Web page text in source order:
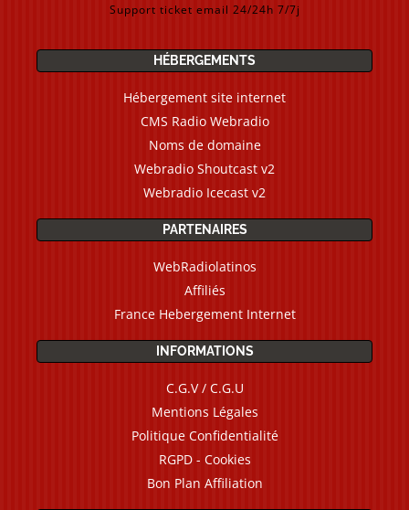
Support ticket email 24/24h 7/7j
HÉBERGEMENTS
Hébergement site internet
CMS Radio Webradio
Noms de domaine
Webradio Shoutcast v2
Webradio Icecast v2
PARTENAIRES
WebRadiolatinos
Affiliés
France Hebergement Internet
INFORMATIONS
C.G.V / C.G.U
Mentions Légales
Politique Confidentialité
RGPD - Cookies
Bon Plan Affiliation